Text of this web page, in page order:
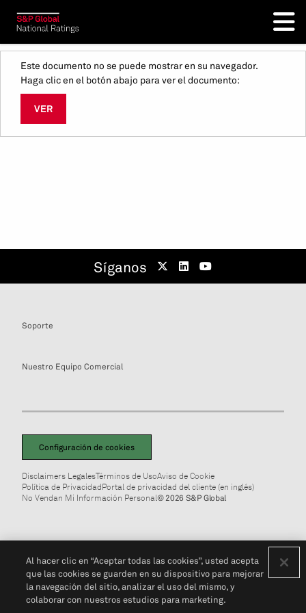
Este documento no se puede mostrar en su navegador.
Haga clic en el botón abajo para ver el documento:
VER
Síganos
Soporte
Nuestro Equipo Comercial
Configuración de cookies
Disclaimers LegalesTérminos de UsoAviso de Cookie
Política de PrivacidadPortal de privacidad del cliente (en inglés)
No Vendan Mi Información Personal© 2026 S&P Global
Al hacer clic en “Aceptar todas las cookies”, usted acepta
que las cookies se guarden en su dispositivo para mejorar
la navegación del sitio, analizar el uso del mismo, y
colaborar con nuestros estudios para marketing.